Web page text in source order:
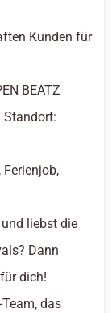
Kunden für
BEATZ
Standort:
liebst die
Dann
dich!
das